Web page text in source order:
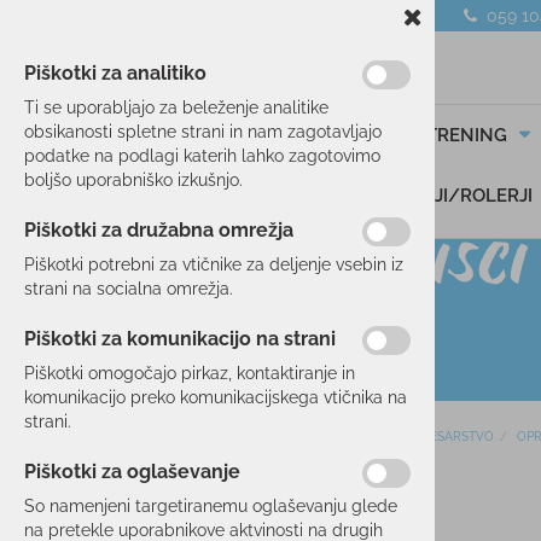
059
SMUČANJE TEK/TRENING
DARILNI BONI SKIROJI/ROLERJI
TEK/TRENING
KOLESARSTVO
10 %
Piškotki za analitiko
Ti se uporabljajo za beleženje analitike
obsikanosti spletne strani in nam zagotavljajo
podatke na podlagi katerih lahko zagotovimo
boljšo uporabniško izkušnjo.
Piškotki za družabna omrežja
Piškotki potrebni za vtičnike za deljenje vsebin iz
strani na socialna omrežja.
Piškotki za komunikacijo na strani
Piškotki omogočajo pirkaz, kontaktiranje in
komunikacijo preko komunikacijskega vtičnika na
strani.
Piškotki za oglaševanje
So namenjeni targetiranemu oglaševanju glede
na pretekle uporabnikove aktvinosti na drugih